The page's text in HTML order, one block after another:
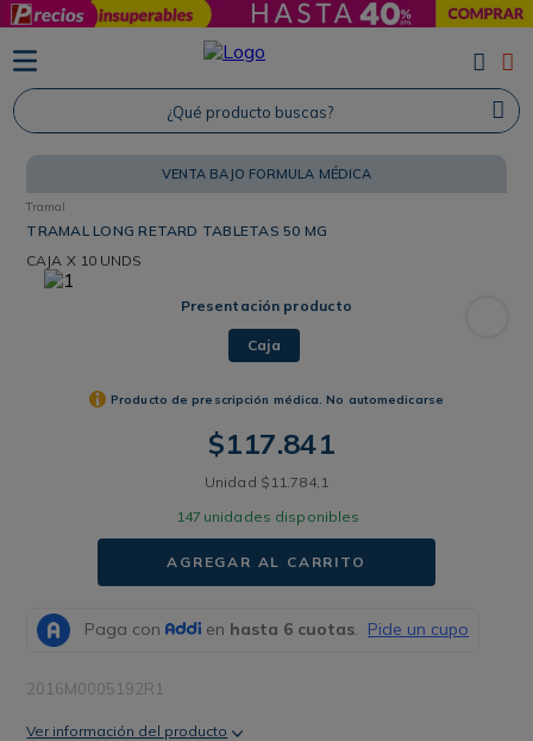
¿Qué producto buscas?
VENTA BAJO FORMULA MÉDICA
Tramal
TRAMAL LONG RETARD TABLETAS 50 MG
CAJA X 10 UNDS
Presentación producto
Caja
Producto de prescripción médica. No automedicarse
$117.841
Unidad $ 11 .784, 1
147 unidades disponibles
AGREGAR AL CARRITO
2016M0005192R1
Ver información del producto
TÉRMINOS MÁS BUSCADOS
1. Protector Solar
2. Proteina
4. Savvy